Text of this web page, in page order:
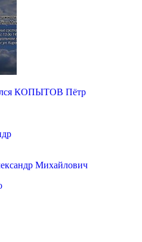
КОПЫТОВ Пётр
Михайлович